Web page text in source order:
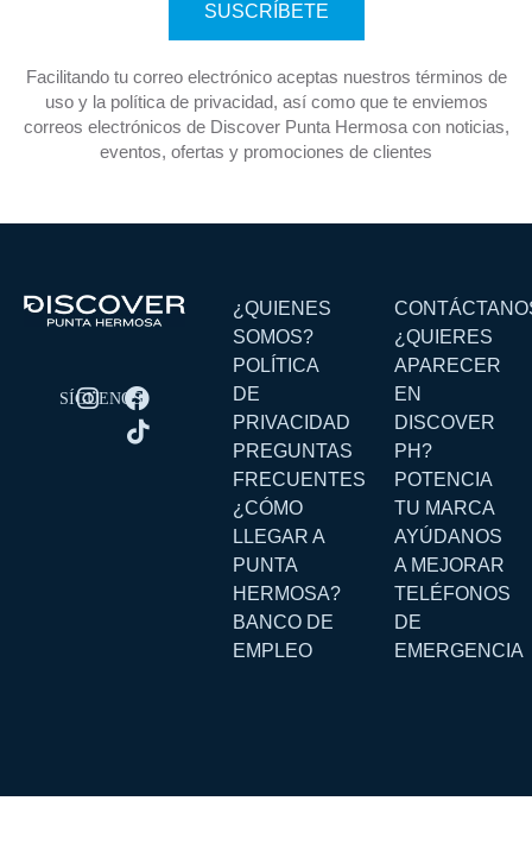
SUSCRÍBETE
Facilitando tu correo electrónico aceptas nuestros términos de
uso y la política de privacidad, así como que te enviemos
correos electrónicos de Discover Punta Hermosa con noticias,
eventos, ofertas y promociones de clientes
¿QUIENES
SOMOS?
POLÍTICA
DE
PRIVACIDAD
PREGUNTAS
FRECUENTES
¿CÓMO
LLEGAR A
PUNTA
HERMOSA?
BANCO DE
EMPLEO
¿QUIERES
APARECER
EN
DISCOVER
PH?
POTENCIA
TU MARCA
AYÚDANOS
A MEJORAR
TELÉFONOS
DE
EMERGENCIA